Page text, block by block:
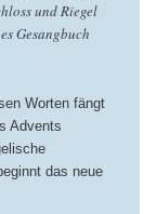
und Riegel
Gesangbuch
Worten fängt
Advents
das neue